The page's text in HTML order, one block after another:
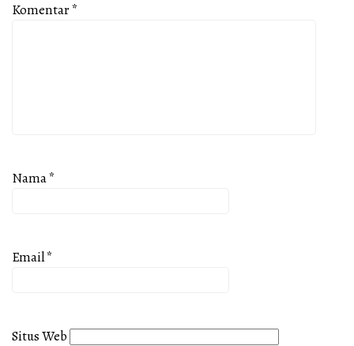
Komentar*
Nama*
Email*
Situs Web